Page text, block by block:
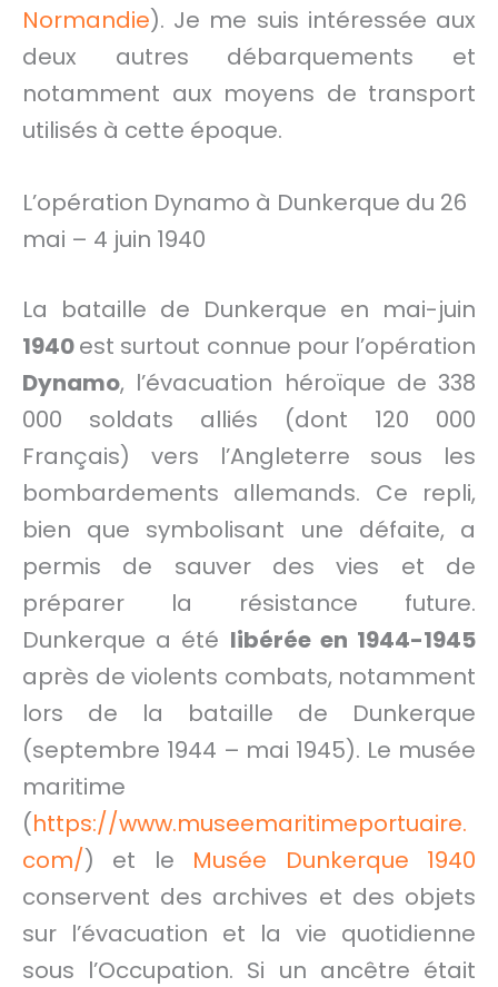
Normandie). Je me suis intéressée aux
deux autres débarquements et
notamment aux moyens de transport
utilisés à cette époque.
L’opération Dynamo à Dunkerque du 26
mai – 4 juin 1940
La bataille de Dunkerque en mai-juin
1940est surtout connue pour l’opération
Dynamo, l’évacuation héroïque de 338
000 soldats alliés (dont 120 000
Français) vers l’Angleterre sous les
bombardements allemands. Ce repli,
bien que symbolisant une défaite, a
permis de sauver des vies et de
préparer la résistance future.
Dunkerque a été libérée en 1944-1945
après de violents combats, notamment
lors de la bataille de Dunkerque
(septembre 1944 – mai 1945). Le musée
maritime
(https://www.museemaritimeportuaire.
com/) et le Musée Dunkerque 1940
conservent des archives et des objets
sur l’évacuation et la vie quotidienne
sous l’Occupation. Si un ancêtre était